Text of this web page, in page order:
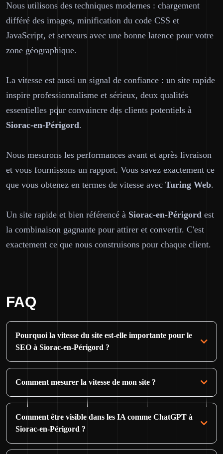
Nous utilisons des techniques modernes : chargement
différé des images, minification du code CSS et
JavaScript, et serveurs avec une bonne latence pour votre
zone géographique.
La vitesse est aussi un signal de confiance : un site rapide
inspire professionnalisme et sérieux, deux qualités
essentielles pour convaincre des clients potentiels à
Siorac-en-Périgord.
Nous mesurons les performances avant et après livraison
et vous fournissons un rapport. Vous savez exactement ce
que vous obtenez en termes de vitesse avec Turing Web.
Un site rapide et bien référencé à Siorac-en-Périgord est
la combinaison gagnante pour attirer et convertir. C'est
exactement ce que nous construisons pour chaque client.
FAQ
Pourquoi la vitesse du site est-elle importante pour le
SEO à Siorac-en-Périgord ?
Comment mesurer la vitesse de mon site ?
Comment être visible dans les IA comme ChatGPT à
Siorac-en-Périgord ?